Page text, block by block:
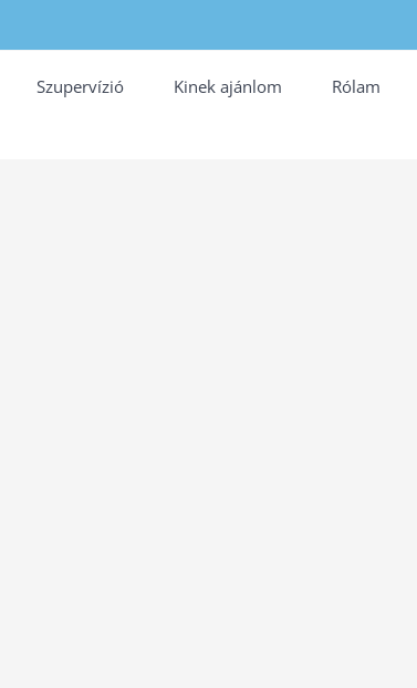
Szupervízió Kinek ajánlom Rólam